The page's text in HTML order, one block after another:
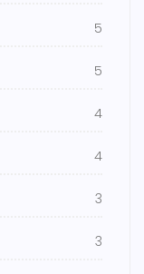
5
5
4
4
3
3